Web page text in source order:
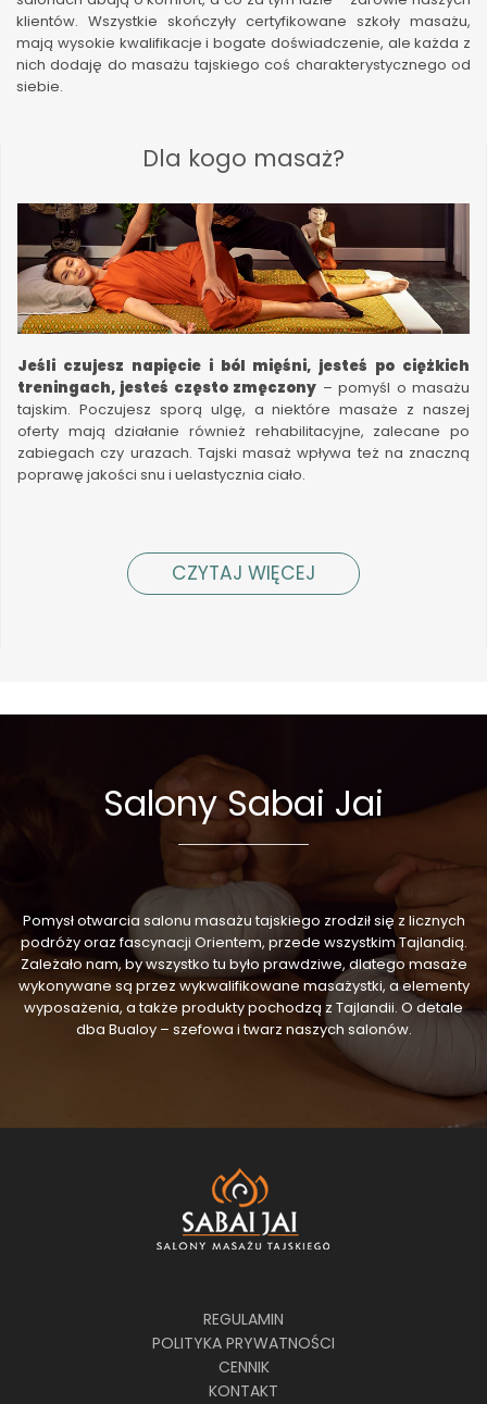
klientów. Wszystkie skończyły certyfikowane szkoły masażu,
mają wysokie kwalifikacje i bogate doświadczenie, ale każda z
nich dodaję do masażu tajskiego coś charakterystycznego od
siebie.
Dla kogo masaż?
Jeśli czujesz napięcie i ból mięśni, jesteś po ciężkich
treningach, jesteś często zmęczony – pomyśl o masażu
tajskim. Poczujesz sporą ulgę, a niektóre masaże z naszej
oferty mają działanie również rehabilitacyjne, zalecane po
zabiegach czy urazach. Tajski masaż wpływa też na znaczną
poprawę jakości snu i uelastycznia ciało.
CZYTAJ WIĘCEJ
Salony Sabai Jai
Pomysł otwarcia salonu masażu tajskiego zrodził się z licznych
podróży oraz fascynacji Orientem, przede wszystkim Tajlandią.
Zależało nam, by wszystko tu było prawdziwe, dlatego masaże
wykonywane są przez wykwalifikowane masażystki, a elementy
wyposażenia, a także produkty pochodzą z Tajlandii. O detale
dba Bualoy – szefowa i twarz naszych salonów.
REGULAMIN
POLITYKA PRYWATNOŚCI
CENNIK
KONTAKT